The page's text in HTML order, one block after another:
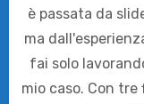
è passata da
ma
fai solo
mio caso. Con